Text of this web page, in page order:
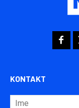
KONTAKT